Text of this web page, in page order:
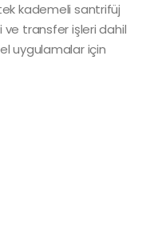
kademeli santrifüj
ve transfer işleri dahil
uygulamalar için